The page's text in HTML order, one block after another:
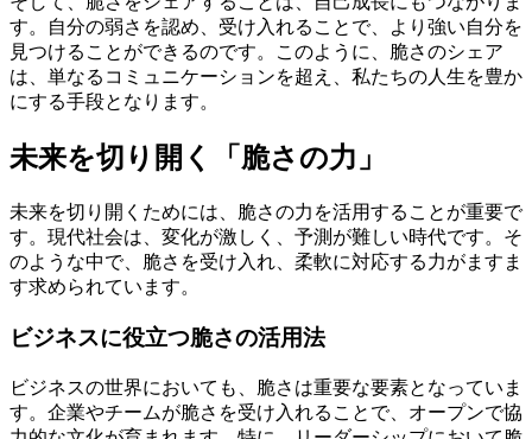
す。自分の弱さを認め、受け入れることで、より強い自分を
見つけることができるのです。このように、脆さのシェア
は、単なるコミュニケーションを超え、私たちの人生を豊か
にする手段となります。
未来を切り開く「脆さの力」
未来を切り開くためには、脆さの力を活用することが重要で
す。現代社会は、変化が激しく、予測が難しい時代です。そ
のような中で、脆さを受け入れ、柔軟に対応する力がますま
す求められています。
ビジネスに役立つ脆さの活用法
ビジネスの世界においても、脆さは重要な要素となっていま
す。企業やチームが脆さを受け入れることで、オープンで協